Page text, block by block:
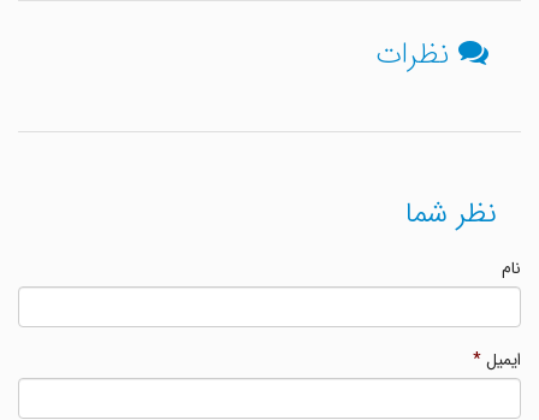
نظرات
نظر شما
ایمیل*